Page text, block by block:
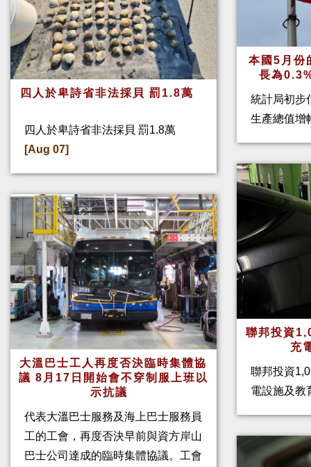
四人於卑詩省非法採貝 罰1.8萬
四人於卑詩省非法採貝 罰1.8萬
[Aug 07]
大溫巴士工人再度否決臨時集體協
議 8月17日開始會不穿制服上班以
示抗議
代表大溫巴士服務及海上巴士服務員
工的工會，再度否決早前與資方岸山
巴士公司達成的臨時集體協議。工會
本國5月份
長為
統計局初步
生產總值增
聯邦投資
充
聯邦投資
電設施及教